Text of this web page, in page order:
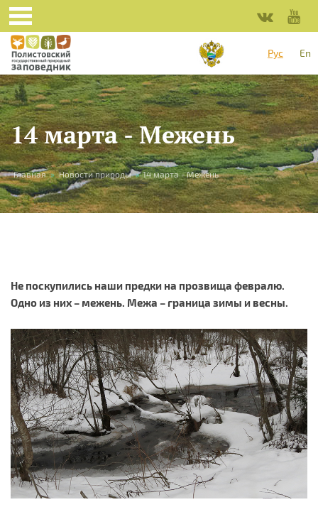
Перейти к основному содержанию
Рус
En
14 марта - Межень
Вы здесь
Главная » Новости природы » 14 марта - Межень
Не поскупились наши предки на прозвища февралю.
Одно из них – межень. Межа – граница зимы и весны.